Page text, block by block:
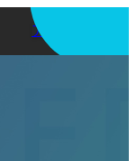
アプリを使う